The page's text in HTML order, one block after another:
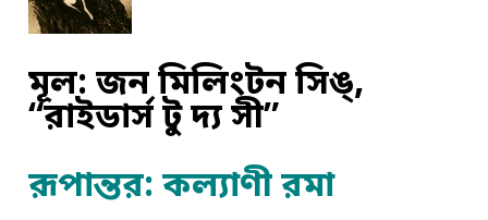
মূল: জন মিলিংটন সিঙ্‌,
“রাইডার্স টু দ্য সী”
রূপান্তর: কল্যাণী রমা